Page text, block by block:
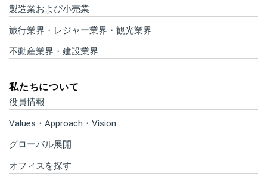
製造業および小売業
旅行業界・レジャー業界・観光業界
不動産業界・建設業界
私たちについて
役員情報
Values・Approach・Vision
グローバル展開
オフィスを探す